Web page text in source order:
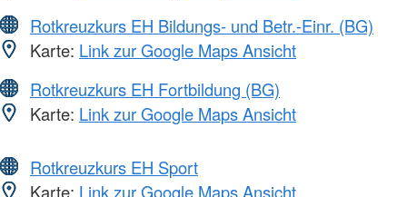
Rotkreuzkurs EH Bildungs- und Betr.-Einr. (BG)
Karte: Link zur Google Maps Ansicht
Rotkreuzkurs EH Fortbildung (BG)
Karte: Link zur Google Maps Ansicht
Rotkreuzkurs EH Sport
Karte: Link zur Google Maps Ansicht